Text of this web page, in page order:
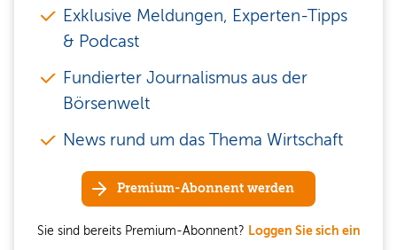
Exklusive Meldungen, Experten-Tipps
& Podcast
Fundierter Journalismus aus der
Börsenwelt
News rund um das Thema Wirtschaft
Premium-Abonnent werden
Sie sind bereits Premium-Abonnent? Loggen Sie sich ein